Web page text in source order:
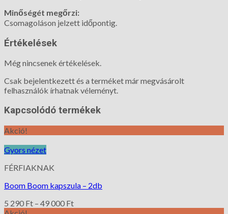
Minőségét megőrzi:
Csomagoláson jelzett időpontig.
Értékelések
Még nincsenek értékelések.
Csak bejelentkezett és a terméket már megvásárolt
felhasználók írhatnak véleményt.
Kapcsolódó termékek
Akció!
Gyors nézet
FÉRFIAKNAK
Boom Boom kapszula – 2db
5 290 Ft – 49 000 Ft